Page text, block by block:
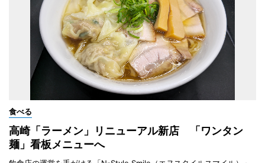
食べる
高崎「ラーメン」リニューアル新店 「ワンタン
麺」看板メニューへ